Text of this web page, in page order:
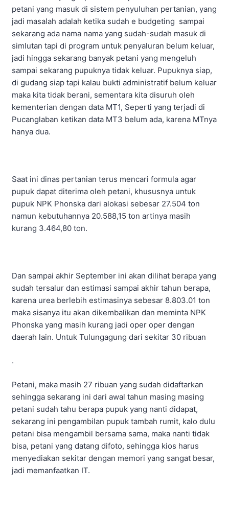
petani yang masuk di sistem penyuluhan pertanian, yang
jadi masalah adalah ketika sudah e budgeting sampai
sekarang ada nama nama yang sudah-sudah masuk di
simlutan tapi di program untuk penyaluran belum keluar,
jadi hingga sekarang banyak petani yang mengeluh
sampai sekarang pupuknya tidak keluar. Pupuknya siap,
di gudang siap tapi kalau bukti administratif belum keluar
maka kita tidak berani, sementara kita disuruh oleh
kementerian dengan data MT1, Seperti yang terjadi di
Pucanglaban ketikan data MT3 belum ada, karena MTnya
hanya dua.
Saat ini dinas pertanian terus mencari formula agar
pupuk dapat diterima oleh petani, khususnya untuk
pupuk NPK Phonska dari alokasi sebesar 27.504 ton
namun kebutuhannya 20.588,15 ton artinya masih
kurang 3.464,80 ton.
Dan sampai akhir September ini akan dilihat berapa yang
sudah tersalur dan estimasi sampai akhir tahun berapa,
karena urea berlebih estimasinya sebesar 8.803.01 ton
maka sisanya itu akan dikembalikan dan meminta NPK
Phonska yang masih kurang jadi oper oper dengan
daerah lain. Untuk Tulungagung dari sekitar 30 ribuan
.
Petani, maka masih 27 ribuan yang sudah didaftarkan
sehingga sekarang ini dari awal tahun masing masing
petani sudah tahu berapa pupuk yang nanti didapat,
sekarang ini pengambilan pupuk tambah rumit, kalo dulu
petani bisa mengambil bersama sama, maka nanti tidak
bisa, petani yang datang difoto, sehingga kios harus
menyediakan sekitar dengan memori yang sangat besar,
jadi memanfaatkan IT.